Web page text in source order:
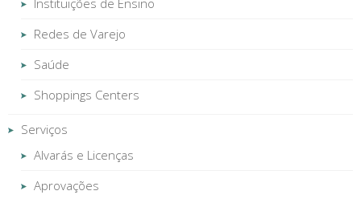
Instituições de Ensino
Redes de Varejo
Saúde
Shoppings Centers
Serviços
Alvarás e Licenças
Aprovações